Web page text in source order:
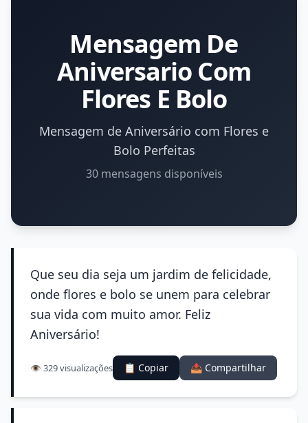
Mensagem De
Aniversario Com
Flores E Bolo
Mensagem de Aniversário com Flores e
Bolo Perfeitas
30 mensagens disponíveis
Que seu dia seja um jardim de felicidade,
onde flores e bolo se unem para celebrar
sua vida com muito amor. Feliz
Aniversário!
👁️ 329 visualizações 📋 Copiar 📤 Compartilhar